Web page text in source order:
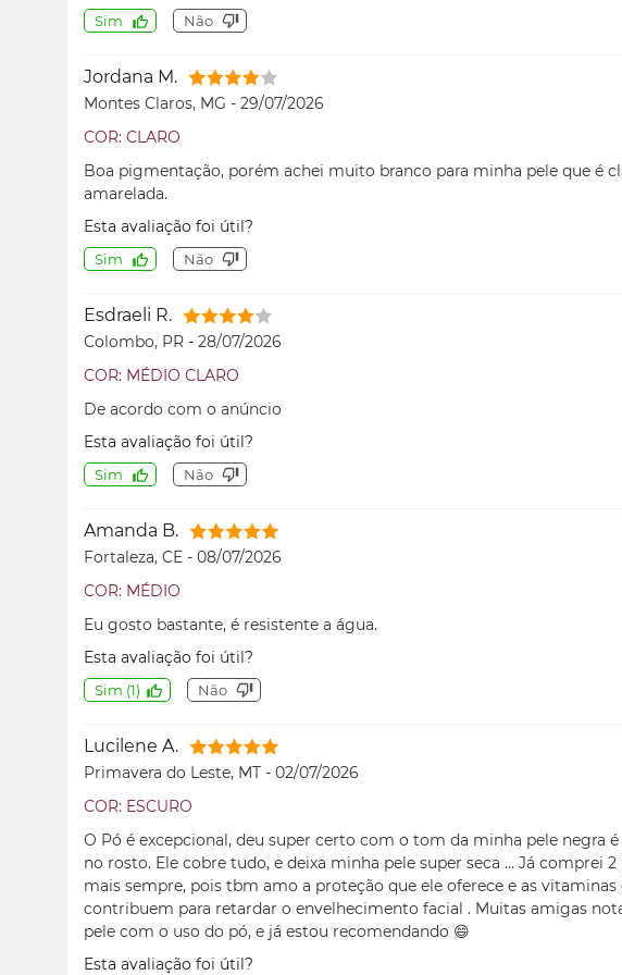
Sim Não
Jordana M.
Montes Claros, MG - 29/07/2026
COR: CLARO
Boa pigmentação, porém achei muito branco para minha pele que é
amarelada.
Esta avaliação foi útil?
Sim Não
Esdraeli R.
Colombo, PR - 28/07/2026
COR: MÉDIO CLARO
De acordo com o anúncio
Esta avaliação foi útil?
Sim Não
Amanda B.
Fortaleza, CE - 08/07/2026
COR: MÉDIO
Eu gosto bastante, é resistente a água.
Esta avaliação foi útil?
Sim (1) Não
Lucilene A.
Primavera do Leste, MT - 02/07/2026
COR: ESCURO
O Pó é excepcional, deu super certo com o tom da minha pele negra
no rosto. Ele cobre tudo, e deixa minha pele super seca … Já comprei
mais sempre, pois tbm amo a proteção que ele oferece e as vitaminas
contribuem para retardar o envelhecimento facial . Muitas amigas
pele com o uso do pó, e já estou recomendando 😄
Esta avaliação foi útil?